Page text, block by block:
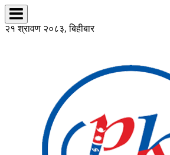
२१ श्रावण २०८३, बिहीबार